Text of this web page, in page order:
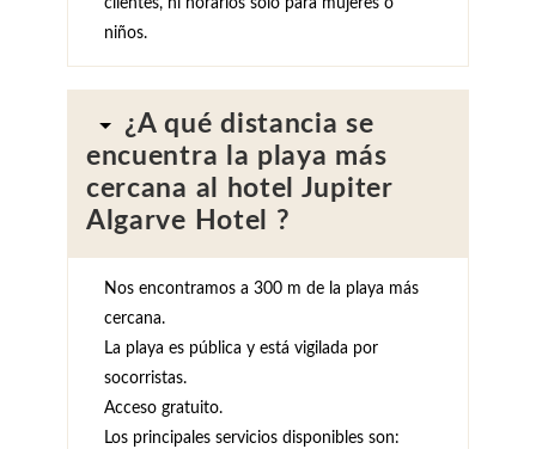
clientes, ni horarios sólo para mujeres o
niños.
¿A qué distancia se
encuentra la playa más
cercana al hotel Jupiter
Algarve Hotel ?
Nos encontramos a 300 m de la playa más
cercana.
La playa es pública y está vigilada por
socorristas.
Acceso gratuito.
Los principales servicios disponibles son: